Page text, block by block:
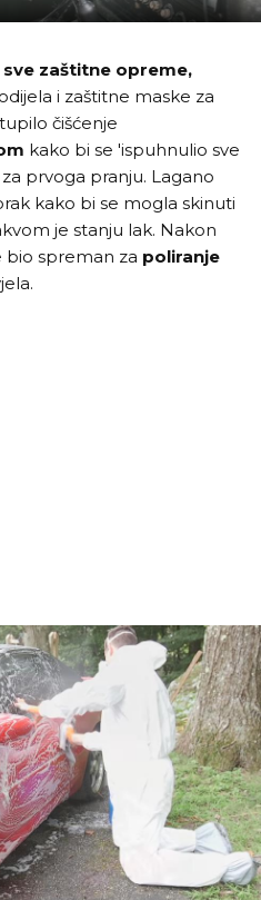
zaštitne opreme,
i zaštitne maske za
čišćenje
kako bi se 'ispuhnulio sve
prvoga pranju. Lagano
kako bi se mogla skinuti
je stanju lak. Nakon
spreman za poliranje